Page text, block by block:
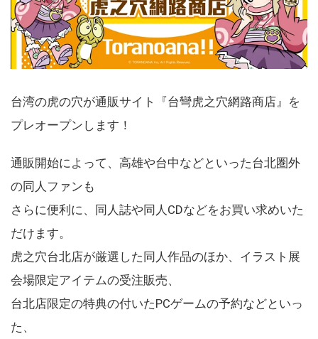
台湾の虎の穴が通販サイト『台彎虎之穴網路商店』を
プレオープンします！
通販開始によって、高雄や台中などといった台北圏外
の同人ファンも
さらに便利に、同人誌や同人CDなどをお買い求めいた
だけます。
虎之穴台北店が厳選した同人作品のほか、イラスト展
会場限定アイテムの受注販売、
台北店限定の特典の付いたPCゲームの予約などといっ
た、